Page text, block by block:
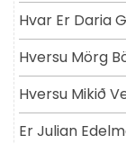
Hvar Er Daria
Hversu Mörg
Hversu Mikið
Er Julian